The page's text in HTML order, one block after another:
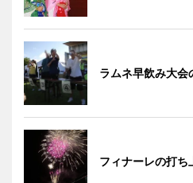
ラムネ早飲み大会
フィナーレの打ち